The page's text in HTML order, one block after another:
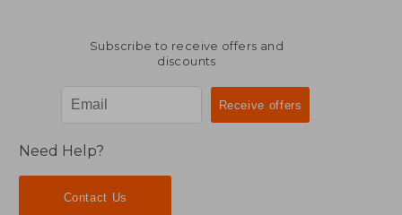
Subscribe to receive offers and
discounts
Need Help?
Contact Us